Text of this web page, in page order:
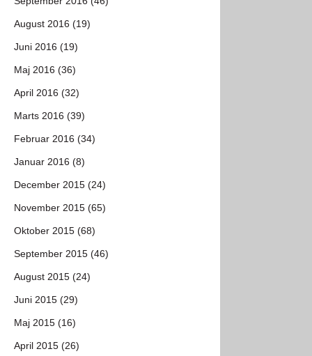
August 2016 (19)
Juni 2016 (19)
Maj 2016 (36)
April 2016 (32)
Marts 2016 (39)
Februar 2016 (34)
Januar 2016 (8)
December 2015 (24)
November 2015 (65)
Oktober 2015 (68)
September 2015 (46)
August 2015 (24)
Juni 2015 (29)
Maj 2015 (16)
April 2015 (26)